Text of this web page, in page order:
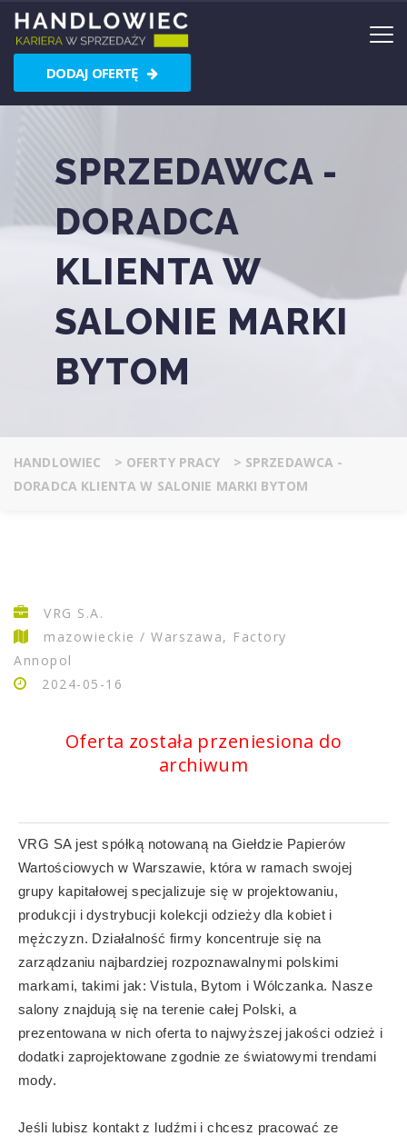
DODAJ OFERTĘ
SPRZEDAWCA -
DORADCA
KLIENTA W
SALONIE MARKI
BYTOM
HANDLOWIEC > OFERTY PRACY > SPRZEDAWCA -
DORADCA KLIENTA W SALONIE MARKI BYTOM
VRG S.A.
mazowieckie / Warszawa, Factory
Annopol
2024-05-16
Oferta została przeniesiona do
archiwum
VRG SA jest spółką notowaną na Giełdzie Papierów
Wartościowych w Warszawie, która w ramach swojej
grupy kapitałowej specjalizuje się w projektowaniu,
produkcji i dystrybucji kolekcji odzieży dla kobiet i
mężczyzn. Działalność firmy koncentruje się na
zarządzaniu najbardziej rozpoznawalnymi polskimi
markami, takimi jak: Vistula, Bytom i Wólczanka. Nasze
salony znajdują się na terenie całej Polski, a
prezentowana w nich oferta to najwyższej jakości odzież i
dodatki zaprojektowane zgodnie ze światowymi trendami
mody.
Jeśli lubisz kontakt z ludźmi i chcesz pracować ze